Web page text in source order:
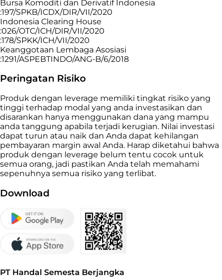
Bursa Komoditi dan Derivatif Indonesia
:197/SPKB/ICDX/DIR/VII/2020
Indonesia Clearing House
:026/OTC/ICH/DIR/VII/2020
:178/SPKK/ICH/VII/2020
Keanggotaan Lembaga Asosiasi
:1291/ASPEBTINDO/ANG-B/6/2018
Peringatan Risiko
Produk dengan leverage memiliki tingkat risiko yang
tinggi terhadap modal yang anda investasikan dan
disarankan hanya menggunakan dana yang mampu
anda tanggung apabila terjadi kerugian. Nilai investasi
dapat turun atau naik dan Anda dapat kehilangan
pembayaran margin awal Anda. Harap diketahui bahwa
produk dengan leverage belum tentu cocok untuk
semua orang, jadi pastikan Anda telah memahami
sepenuhnya semua risiko yang terlibat.
Download
PT Handal Semesta Berjangka